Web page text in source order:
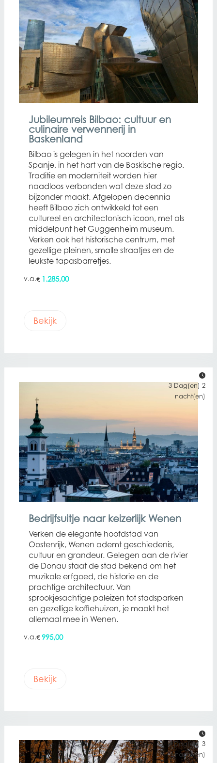
Jubileumreis Bilbao: cultuur en
culinaire verwennerij in
Baskenland
Bilbao is gelegen in het noorden van
Spanje, in het hart van de Baskische regio.
Traditie en moderniteit worden hier
naadloos verbonden wat deze stad zo
bijzonder maakt. Afgelopen decennia
heeft Bilbao zich ontwikkeld tot een
cultureel en architectonisch icoon, met als
middelpunt het Guggenheim museum.
Verken ook het historische centrum, met
gezellige pleinen, smalle straatjes en de
leukste tapasbarretjes.
€ 1.285,00
Bekijk
Bedrijfsuitje naar keizerlijk Wenen
Verken de elegante hoofdstad van
Oostenrijk, Wenen ademt geschiedenis,
cultuur en grandeur. Gelegen aan de rivier
de Donau staat de stad bekend om het
muzikale erfgoed, de historie en de
prachtige architectuur. Van
sprookjesachtige paleizen tot stadsparken
en gezellige koffiehuizen, je maakt het
allemaal mee in Wenen.
3 Dag(en) 2
nacht(en)
€995,00
Bekijk
4 Dag(en) 3
nacht(en)